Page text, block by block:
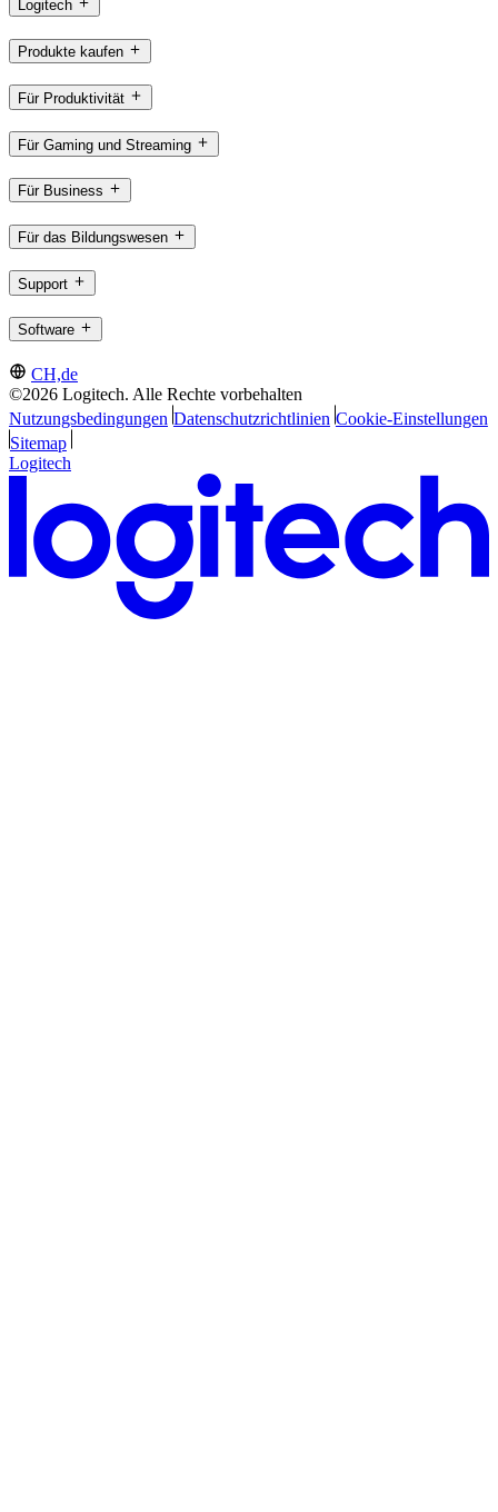
Logitech
Produkte kaufen
Für Produktivität
Für Gaming und Streaming
Für Business
Für das Bildungswesen
Support
Software
CH,de
©2026 Logitech. Alle Rechte vorbehalten
Nutzungsbedingungen Datenschutzrichtlinien Cookie-Einstellungen
Sitemap
Logitech